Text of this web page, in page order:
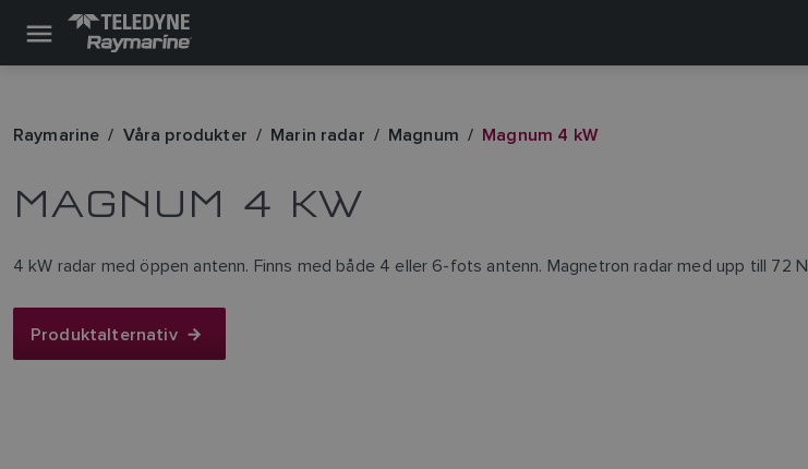
Raymarine Våra produkter Marin radar Magnum Magnum 4 kW
MAGNUM 4 KW
4 kW radar med öppen antenn. Finns med både 4 eller 6-fots antenn. Magnetron radar med upp till 72
Produktalternativ